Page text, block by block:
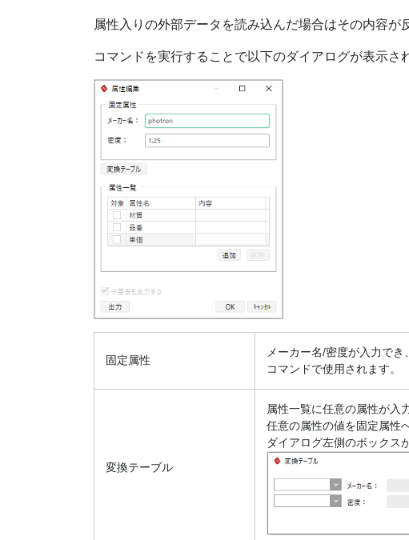
属性入りの外部データを読み込んだ場合はその内容が
コマンドを実行することで以下のダイアログが表示さ
固定属性
メーカー名/密度が入力で
コマンドで使用されます。
変換テーブル
属性一覧に任意の属性が入
任意の属性の値を固定属性
ダイアログ左側のボックス